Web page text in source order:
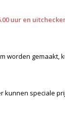
uur en
worden gemaakt,
kunnen speciale